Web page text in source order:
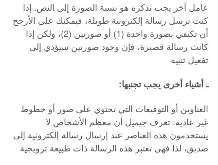
عامل آخر يجب تذكره هو نسبة الصورة إلى النص. إذا
كنت ترسل رسالة إلكترونية طويلة، فيمكنك على الأرجح
أن تكتفي بصورة واحدة (1) أو صورتين (2)، ولكن إذا
كانت رسالة قصيرة، فإن وجود صورتين سيؤدي إلى
تفعيل تنبيه
:ـ أشياء أخرى يجب تجنبها
العناوين أو التوقيعات التي تحتوي على صور أو خطوط
غير عادية. تعرف جيميل أن معظم الأشخاص لا
يستخدمون هذه العناصر عند إرسال رسالة إلكترونية إلى
صديق، لذا فهي تعتبر هذه الرسالة ذات طبيعة ترويجية